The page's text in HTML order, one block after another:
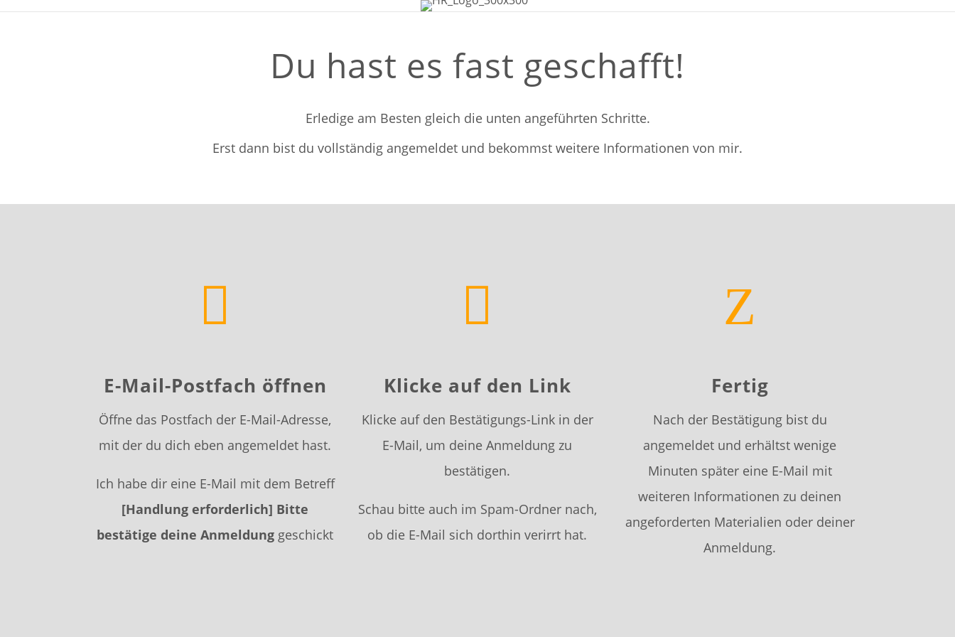
Du hast es fast geschafft!
Erledige am Besten gleich die unten angeführten Schritte.
Erst dann bist du vollständig angemeldet und bekommst weitere Informationen von mir.

E-Mail-Postfach öffnen
Öffne das Postfach der E-Mail-Adresse,
mit der du dich eben angemeldet hast.
Ich habe dir eine E-Mail mit dem Betreff
[Handlung erforderlich] Bitte
bestätige deine Anmeldung geschickt

Klicke auf den Link
Klicke auf den Bestätigungs-Link in der
E-Mail, um deine Anmeldung zu
bestätigen.
Schau bitte auch im Spam-Ordner nach,
ob die E-Mail sich dorthin verirrt hat.
Z
Fertig
Nach der Bestätigung bist du
angemeldet und erhältst wenige
Minuten später eine E-Mail mit
weiteren Informationen zu deinen
angeforderten Materialien oder deiner
Anmeldung.